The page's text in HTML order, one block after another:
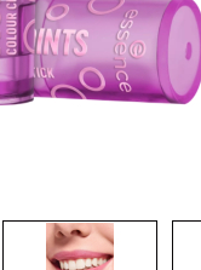
CRÉER UN